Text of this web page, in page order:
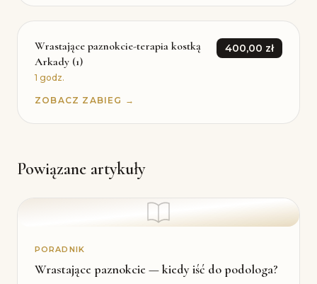
Wrastające paznokcie-terapia kostką
Arkady (1)
400,00 zł
1 godz.
ZOBACZ ZABIEG →
Powiązane artykuły
PORADNIK
Wrastające paznokcie — kiedy iść do podologa?